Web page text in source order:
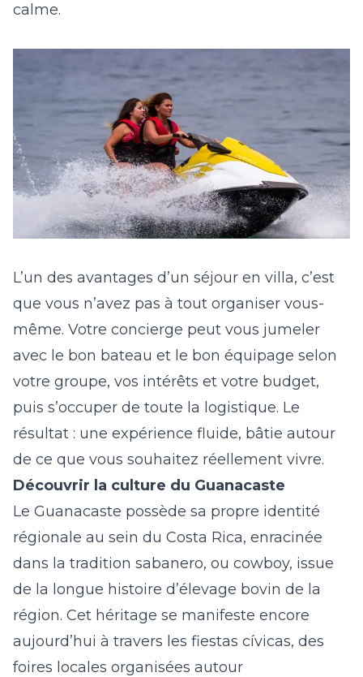
calme.
L’un des avantages d’un séjour en villa, c’est
que vous n’avez pas à tout organiser vous-
même. Votre concierge peut vous jumeler
avec le bon bateau et le bon équipage selon
votre groupe, vos intérêts et votre budget,
puis s’occuper de toute la logistique. Le
résultat : une expérience fluide, bâtie autour
de ce que vous souhaitez réellement vivre.
Découvrir la culture du Guanacaste
Le Guanacaste possède sa propre identité
régionale au sein du Costa Rica, enracinée
dans la tradition sabanero, ou cowboy, issue
de la longue histoire d’élevage bovin de la
région. Cet héritage se manifeste encore
aujourd’hui à travers les fiestas cívicas, des
foires locales organisées autour